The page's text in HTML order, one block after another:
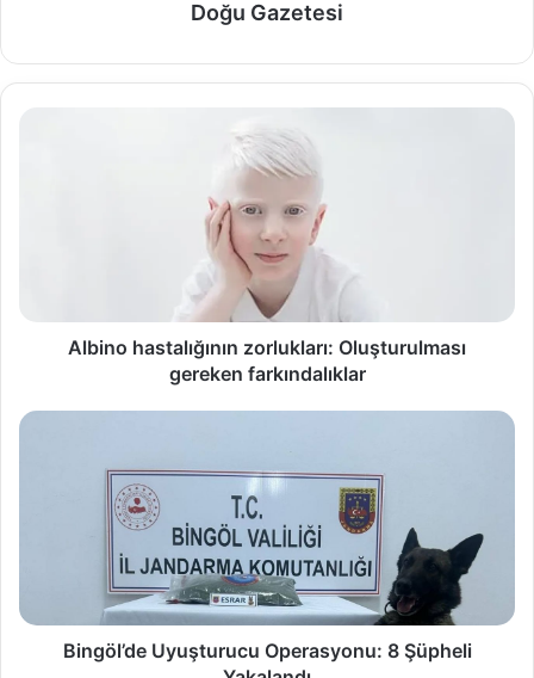
Doğu Gazetesi
Albino hastalığının zorlukları: Oluşturulması
gereken farkındalıklar
Bingöl’de Uyuşturucu Operasyonu: 8 Şüpheli